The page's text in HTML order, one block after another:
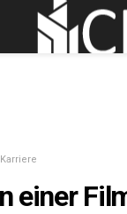
einer